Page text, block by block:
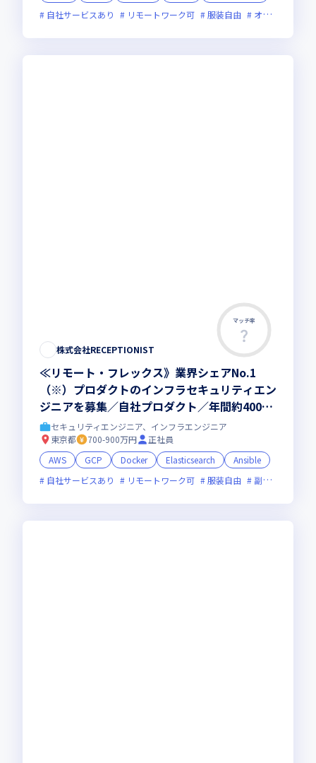
自社サービスあり リモートワーク可 服装自由 オンライン選考可
マッチ率
株式会社RECEPTIONIST
≪リモート・フレックス》業界シェアNo.1
（※）プロダクトのインフラセキュリティエン
ジニアを募集／自社プロダクト／年間約400万
人が利用する業界シェアNo.1（※）クラウド
受付システム／リモート勤務／フレックス
（※）デロイト トーマツ ミック経済研究所調
べ
セキュリティエンジニア、インフラエンジニア
東京都
700-900万円
正社員
AWS
GCP Docker Elasticsearch
Ansible
自社サービスあり
リモートワーク可 服装自由 副業可